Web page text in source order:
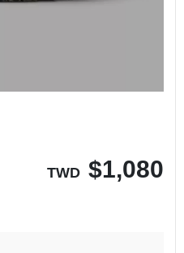
TWD $1,080